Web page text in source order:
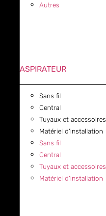
Autres
ASPIRATEUR
Sans fil
Central
Tuyaux et accessoires
Matériel d’installation
Sans fil
Central
Tuyaux et accessoires
Matériel d’installation